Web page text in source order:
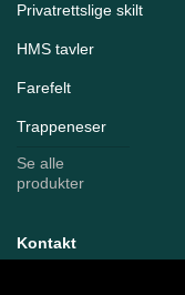
Privatrettslige skilt
HMS tavler
Farefelt
Trappeneser
Se alle
produkter
Kontakt